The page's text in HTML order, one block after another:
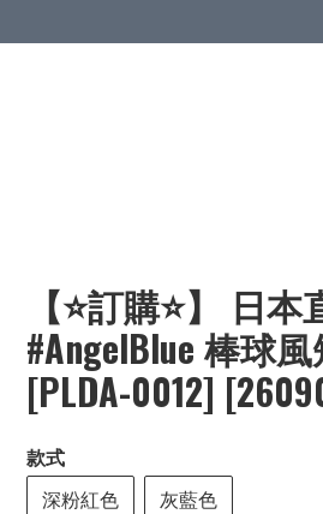
【⭐訂購⭐】 日本
#AngelBlue 棒球風
[PLDA-0012]
款式
深粉紅色
灰藍色